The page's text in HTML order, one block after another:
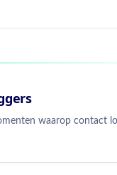
waarop contact